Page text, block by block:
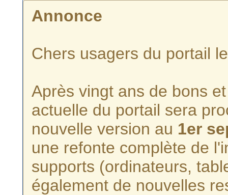
Annonce
Chers usagers du portail
Après vingt ans de bons
actuelle du portail sera
nouvelle version au 1er
une refonte complète de
supports (ordinateurs,
également de nouvelles